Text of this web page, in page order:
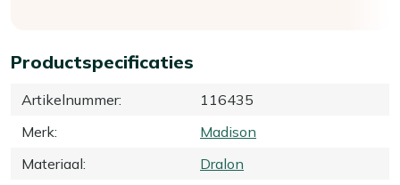
Productspecificaties
Artikelnummer:
116435
Merk:
Madison
Materiaal:
Dralon